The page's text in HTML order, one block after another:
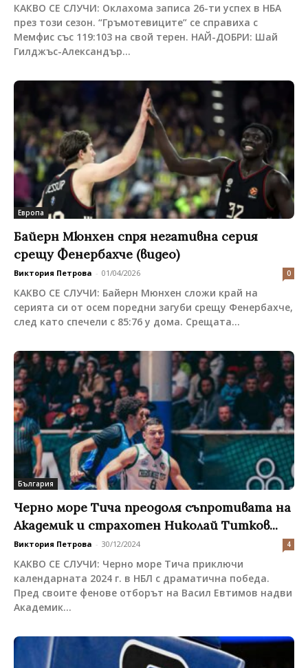
КАКВО СЕ СЛУЧИ: Оклахома записа 26-ти успех в НБА
през този сезон. “Гръмотевиците” се справиха с
Мемфис със 119:103 на свой терен. НАЙ-ДОБРИ: Шай
Гилджъс-Александър...
Европа
Байерн Мюнхен спря негативна серия
срещу Фенербахче (видео)
Виктория Петрова - 01/04/2026 0
КАКВО СЕ СЛУЧИ: Байерн Мюнхен сложи край на
серията си от осем поредни загуби срещу Фенербахче,
след като спечели с 85:76 у дома. Срещата...
България
Черно море Тича преодоля съпротивата на
Академик и страхотен Николай Титков...
Виктория Петрова - 30/12/2024 4
КАКВО СЕ СЛУЧИ: Черно море Тича приключи
календарната 2024 г. в НБЛ с драматична победа.
Пред своите фенове отборът на Васил Евтимов надви
Академик...